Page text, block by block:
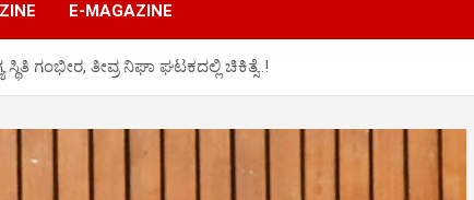
E-MAGAZINE
ಗಂಭೀರ, ತೀವ್ರ ನಿಘಾ ಘಟಕದಲ್ಲಿ ಚಿಕಿತ್ಸೆ..!